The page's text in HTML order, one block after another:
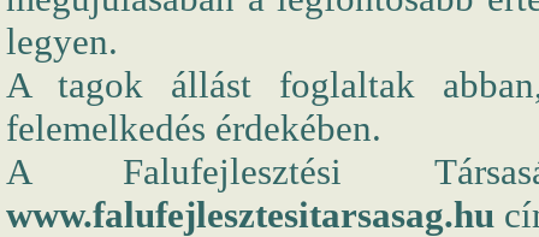
legyen.
A tagok állást foglaltak
felemelkedés érdekében.
A Falufejlesztési
www.falufejlesztesitarsasag.hu